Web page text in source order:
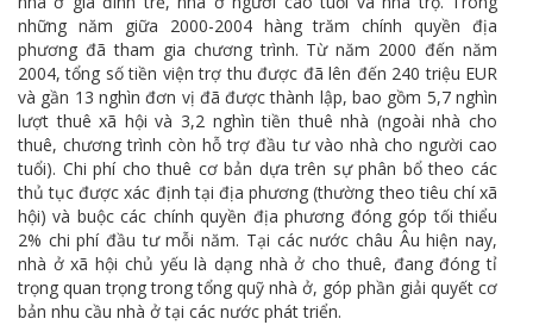
những năm giữa 2000-2004 hàng trăm chính quyền địa
phương đã tham gia chương trình. Từ năm 2000 đến năm
2004, tổng số tiền viện trợ thu được đã lên đến 240 triệu EUR
và gần 13 nghìn đơn vị đã được thành lập, bao gồm 5,7 nghìn
lượt thuê xã hội và 3,2 nghìn tiền thuê nhà (ngoài nhà cho
thuê, chương trình còn hỗ trợ đầu tư vào nhà cho người cao
tuổi). Chi phí cho thuê cơ bản dựa trên sự phân bổ theo các
thủ tục được xác định tại địa phương (thường theo tiêu chí xã
hội) và buộc các chính quyền địa phương đóng góp tối thiểu
2% chi phí đầu tư mỗi năm. Tại các nước châu Âu hiện nay,
nhà ở xã hội chủ yếu là dạng nhà ở cho thuê, đang đóng tỉ
trọng quan trọng trong tổng quỹ nhà ở, góp phần giải quyết cơ
bản nhu cầu nhà ở tại các nước phát triển.